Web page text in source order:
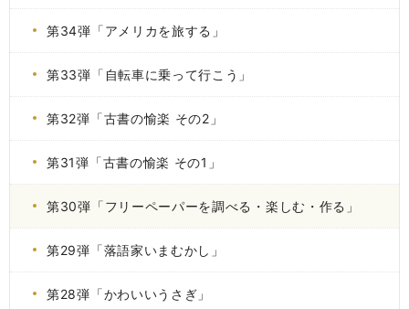
第34弾「アメリカを旅する」
第33弾「自転車に乗って行こう」
第32弾「古書の愉楽 その2」
第31弾「古書の愉楽 その1」
第30弾「フリーペーパーを調べる・楽しむ・作る」
第29弾「落語家いまむかし」
第28弾「かわいいうさぎ」